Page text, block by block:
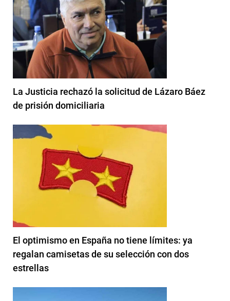
La Justicia rechazó la solicitud de Lázaro Báez
de prisión domiciliaria
El optimismo en España no tiene límites: ya
regalan camisetas de su selección con dos
estrellas